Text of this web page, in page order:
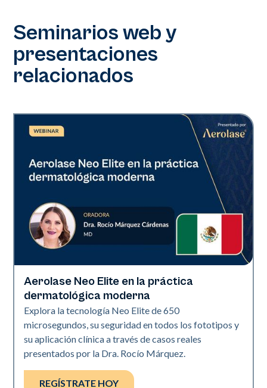
Seminarios web y
presentaciones
relacionados
Neo Elite
Aerolase Neo Elite en la práctica
dermatológica moderna
Explora la tecnología Neo Elite de 650
microsegundos, su seguridad en todos los fototipos y
su aplicación clínica a través de casos reales
presentados por la Dra. Rocío Márquez.
REGÍSTRATE HOY